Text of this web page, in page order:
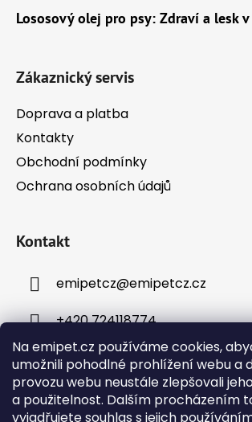
Na emipet.cz používáme cookies,
umožnili pohodlné prohlížení webu a
provozu webu neustále zlepšovali
a použitelnost. Dalším procházením
vyjadřujete souhlas s jejich
Lososový olej pro psy: Zdraví a lesk
Zákaznický servis
Doprava a platba
Kontakty
Obchodní podmínky
Ochrana osobních údajů
Kontakt
emipetcz@emipetcz.cz
+420 724118774